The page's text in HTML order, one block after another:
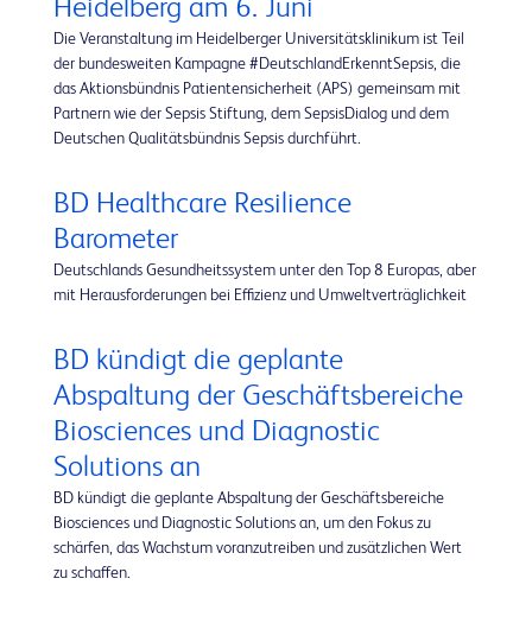
Heidelberg am 6. Juni
Die Veranstaltung im Heidelberger Universitätsklinikum ist Teil
der bundesweiten Kampagne #DeutschlandErkenntSepsis, die
das Aktionsbündnis Patientensicherheit (APS) gemeinsam mit
Partnern wie der Sepsis Stiftung, dem SepsisDialog und dem
Deutschen Qualitätsbündnis Sepsis durchführt.
BD Healthcare Resilience
Barometer
Deutschlands Gesundheitssystem unter den Top 8 Europas, aber
mit Herausforderungen bei Effizienz und Umweltverträglichkeit
BD kündigt die geplante
Abspaltung der Geschäftsbereiche
Biosciences und Diagnostic
Solutions an
BD kündigt die geplante Abspaltung der Geschäftsbereiche
Biosciences und Diagnostic Solutions an, um den Fokus zu
schärfen, das Wachstum voranzutreiben und zusätzlichen Wert
zu schaffen.